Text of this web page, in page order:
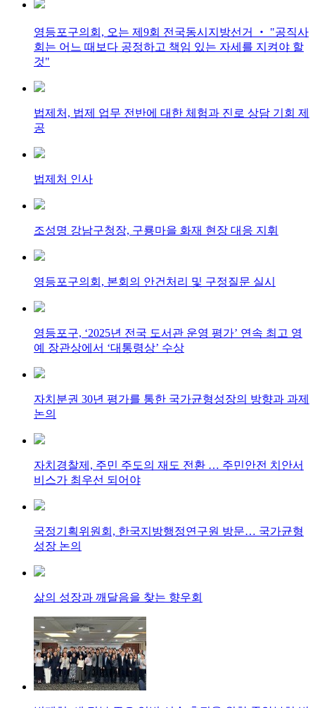
영등포구의회, 오는 제9회 전국동시지방선거 ‧ "공직사
회는 어느 때보다 공정하고 책임 있는 자세를 지켜야 할
것"
법제처, 법제 업무 전반에 대한 체험과 진로 상담 기회 제
공
법제처 인사
조성명 강남구청장, 구룡마을 화재 현장 대응 지휘
영등포구의회, 본회의 안건처리 및 구정질문 실시
영등포구, ‘2025년 전국 도서관 운영 평가’ 연속 최고 영
예 장관상에서 ‘대통령상’ 수상
자치분권 30년 평가를 통한 국가균형성장의 방향과 과제
논의
자치경찰제, 주민 주도의 재도 전환 … 주민안전 치안서
비스가 최우선 되어야
국정기획위원회, 한국지방행정연구원 방문… 국가균형
성장 논의
삶의 성장과 깨달음을 찾는 향우회